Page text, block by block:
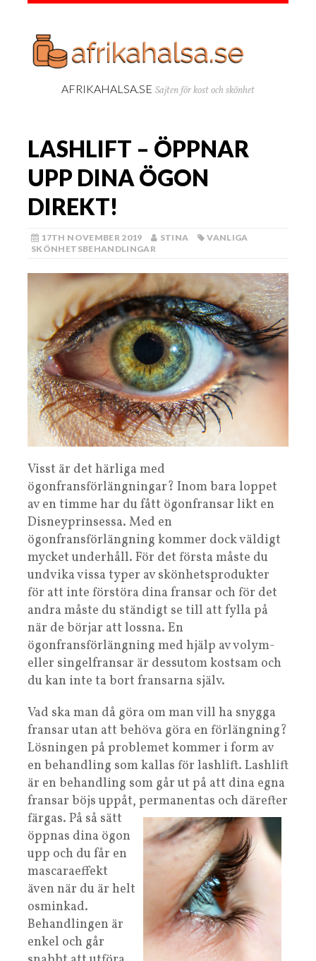
AFRIKAHALSA.SE Sajten för kost och skönhet
LASHLIFT – ÖPPNAR
UPP DINA ÖGON
DIREKT!
17TH NOVEMBER 2019 STINA
VANLIGA
SKÖNHETSBEHANDLINGAR
Visst är det härliga med
ögonfransförlängningar? Inom bara loppet
av en timme har du fått ögonfransar likt en
Disneyprinsessa. Med en
ögonfransförlängning kommer dock väldigt
mycket underhåll. För det första måste du
undvika vissa typer av skönhetsprodukter
för att inte förstöra dina fransar och för det
andra måste du ständigt se till att fylla på
när de börjar att lossna. En
ögonfransförlängning med hjälp av volym-
eller singelfransar är dessutom kostsam och
du kan inte ta bort fransarna själv.
Vad ska man då göra om man vill ha snygga
fransar utan att behöva göra en förlängning?
Lösningen på problemet kommer i form av
en behandling som kallas för lashlift. Lashlift
är en behandling som går ut på att dina egna
fransar böjs uppåt, permanentas och därefter
färgas. På så sätt
öppnas dina ögon
upp och du får en
mascaraeffekt
även när du är helt
osminkad.
Behandlingen är
enkel och går